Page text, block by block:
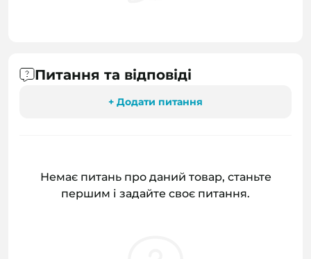
Питання та відповіді
+ Додати питання
Немає питань про даний товар, станьте
першим і задайте своє питання.